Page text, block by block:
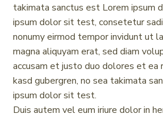
takimata sanctus est Lorem ipsum
ipsum dolor sit test, consetetur
nonumy eirmod tempor invidunt ut
magna aliquyam erat, sed diam
accusam et justo duo dolores et ea
kasd gubergren, no sea takimata
ipsum dolor sit test.
Duis autem vel eum iriure dolor in